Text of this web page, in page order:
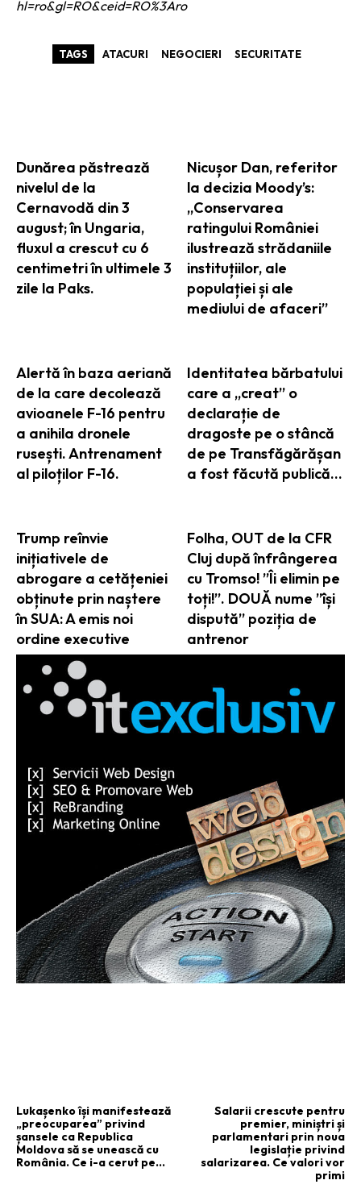
Dunărea păstrează
nivelul de la
Cernavodă din 3
august; în Ungaria,
fluxul a crescut cu 6
centimetri în ultimele 3
zile la Paks.
Nicușor Dan, referitor
la decizia Moody’s:
„Conservarea
ratingului României
ilustrează strădaniile
instituțiilor, ale
populației și ale
mediului de afaceri”
Alertă în baza aeriană
de la care decolează
avioanele F-16 pentru
a anihila dronele
rusești. Antrenament
al piloților F-16.
Identitatea bărbatului
care a „creat” o
declarație de
dragoste pe o stâncă
de pe Transfăgărășan
a fost făcută publică…
Trump reînvie
inițiativele de
abrogare a cetățeniei
obținute prin naștere
în SUA: A emis noi
ordine executive
Folha, OUT de la CFR
Cluj după înfrângerea
cu Tromso! ”Îi elimin pe
toți!”. DOUĂ nume ”își
dispută” poziția de
antrenor
hl=ro&gl=RO&ceid=RO%3Aro
TAGS ATACURI NEGOCIERI SECURITATE
Lukașenko își manifestează
„preocuparea” privind
șansele ca Republica
Moldova să se unească cu
România. Ce i-a cerut pe…
Salarii crescute pentru
premier, miniștri și
parlamentari prin noua
legislație privind
salarizarea. Ce valori vor
primi